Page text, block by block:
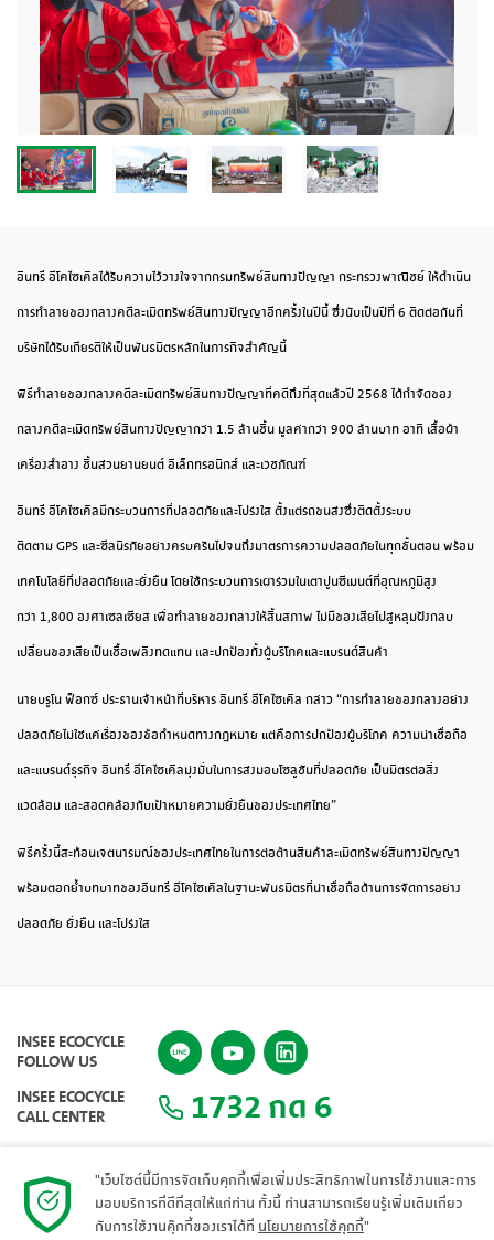
อินทรี อีโคไซเคิลได้รับความไว้วางใจจากกรมทรัพย์สินทางปัญญา กระทรวงพาณิชย์ให้ดำเนิน
การทำลายของกลางคดีละเมิดทรัพย์สินทางปัญญาอีกครั้งในปีนี้ ซึ่งนับเป็นปีที่6 ติดต่อกันที่
บริษัทได้รับเกียรติให้เป็นพันธมิตรหลักในภารกิจสำคัญนี้
พิธีทำลายของกลางคดีละเมิดทรัพย์สินทางปัญญาที่คดีถึงที่สุดแล้วปี2568ได้กำจัดของ
กลางคดีละเมิดทรัพย์สินทางปัญญากว่า 1.5 ล้านชิ้น มูลค่ากว่า 900 ล้านบาท อาทิ เสื้อผ้า
เครื่องสำอาง ชิ้นส่วนยานยนต์ อิเล็กทรอนิกส์ และเวชภัณฑ์
อินทรีอีโคไซเคิลมีกระบวนการที่ปลอดภัยและโปร่งใส ตั้งแต่รถขนส่งซึ่งติดตั้งระบบ
ติดตามGPS และซีลนิรภัยอย่างครบครันไปจนถึงมาตรการความปลอดภัยในทุกขั้นตอน พร้อม
เทคโนโลยีที่ปลอดภัยและยั่งยืน โดยใช้กระบวนการเผาร่วมในเตาปูนซีเมนต์ที่อุณหภูมิสูง
กว่า 1,800 องศาเซลเซียส เพื่อทำลายของกลางให้สิ้นสภาพ ไม่มีของเสียไปสู่หลุมฝังกลบ
เปลี่ยนของเสียเป็นเชื้อเพลิงทดแทน และปกป้องทั้งผู้บริโภคและแบรนด์สินค้า
นายบรูโนฟอกซ์ ประธานเจ้าหน้าที่บริหาร อินทรีอีโคไซเคิล กล่าว“การทำลายของกลางอย่าง
ปลอดภัยไม่ใช่แค่เรื่องของข้อกำหนดทางกฎหมาย แต่คือการปกป้องผู้บริโภค ความน่าเชื่อถือ
และแบรนด์ธุรกิจ อินทรีอีโคไซเคิลมุ่งมั่นในการส่งมอบโซลูชันที่ปลอดภัย เป็นมิตรต่อสิ่ง
แวดล้อม และสอดคล้องกับเป้าหมายความยั่งยืนของประเทศไทย”
พิธีครั้งนี้สะท้อนเจตนารมณ์ของประเทศไทยในการต่อต้านสินค้าละเมิดทรัพย์สินทางปัญญา
พร้อมตอกย้ำบทบาทของอินทรีอีโคไซเคิลในฐานะพันธมิตรที่น่าเชื่อถือด้านการจัดการอย่าง
ปลอดภัย ยั่งยืน และโปร่งใส
INSEE ECOCYCLE
FOLLOW US
INSEE ECOCYCLE
CALL CENTER 1732 กด 6
"เว็บไซต์นี้มีการจัดเก็บคุกกี้เพื่อเพิ่มประสิทธิภาพในการใช้งานและการ
มอบบริการที่ดีที่สุดให้แก่ท่าน ทั้งนี้ ท่านสามารถเรียนรู้เพิ่มเติมเกี่ยว
กับการใช้งานคุ๊กกี้ของเราได้ที่ นโยบายการใช้คุกกี้"
แผนผังเว็บไซต์